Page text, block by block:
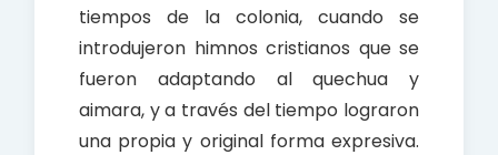
tiempos de la colonia, cuando se
introdujeron himnos cristianos que se
fueron adaptando al quechua y
aimara, y a través del tiempo lograron
una propia y original forma expresiva.